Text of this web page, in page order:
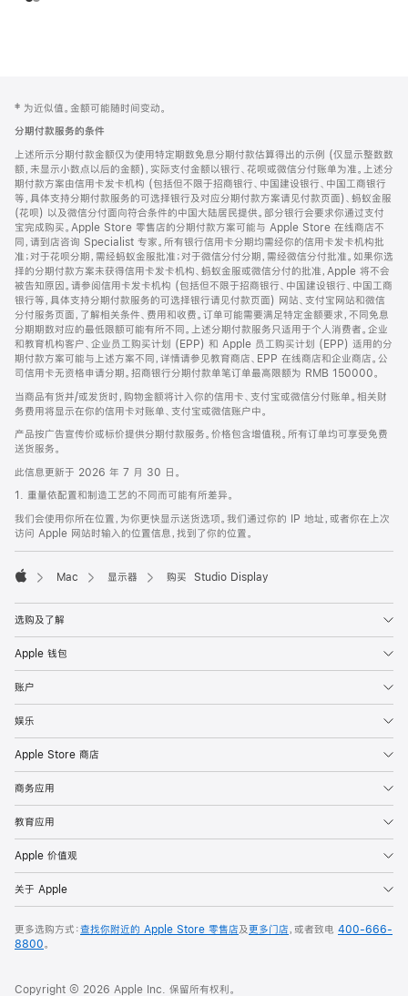
页
页
脚
注
‡ 为近似值。金额可能随时间变动。
分期付款服务的条件
上述所示分期付款金额仅为使用特定期数免息分期付款估算得出的示例 (仅显示整数数
额，未显示小数点以后的金额)，实际支付金额以银行、花呗或微信分付账单为准。上述分
期付款方案由信用卡发卡机构 (包括但不限于招商银行、中国建设银行、中国工商银行
等，具体支持分期付款服务的可选择银行及对应分期付款方案请见付款页面)、蚂蚁金服
(花呗) 以及微信分付面向符合条件的中国大陆居民提供。部分银行会要求你通过支付
宝完成购买。Apple Store 零售店的分期付款方案可能与 Apple Store 在线商店不
同，请到店咨询 Specialist 专家。所有银行信用卡分期均需经你的信用卡发卡机构批
准；对于花呗分期，需经蚂蚁金服批准；对于微信分付分期，需经微信分付批准。如果你选
择的分期付款方案未获得信用卡发卡机构、蚂蚁金服或微信分付的批准，Apple 将不会
被告知原因。请参阅信用卡发卡机构 (包括但不限于招商银行、中国建设银行、中国工商
银行等，具体支持分期付款服务的可选择银行请见付款页面) 网站、支付宝网站和微信
分付服务页面，了解相关条件、费用和收费。订单可能需要满足特定金额要求，不同免息
分期期数对应的最低限额可能有所不同。上述分期付款服务只适用于个人消费者。企业
和教育机构客户、企业员工购买计划 (EPP) 和 Apple 员工购买计划 (EPP) 适用的分
期付款方案可能与上述方案不同，详情请参见教育商店、EPP 在线商店和企业商店。公
司信用卡无资格申请分期。招商银行分期付款单笔订单最高限额为 RMB 150000。
当商品有货并/或发货时，购物金额将计入你的信用卡、支付宝或微信分付账单。相关财
务费用将显示在你的信用卡对账单、支付宝或微信账户中。
产品按广告宣传价或标价提供分期付款服务。价格包含增值税。所有订单均可享受免费
送货服务。
此信息更新于 2026 年 7 月 30 日。
1. 重量依配置和制造工艺的不同而可能有所差异。
我们会使用你所在位置，为你更快显示送货选项。我们通过你的 IP 地址，或者你在上次
访问 Apple 网站时输入的位置信息，找到了你的位置。
Mac 显示器 购买 Studio Display
选购及了解
Apple 钱包
账户
娱乐
Apple Store 商店
商务应用
教育应用
Apple 价值观
关于 Apple
更多选购方式：查找你附近的 Apple Store 零售店及更多门店，或者致电 400-666-
8800。
Copyright © 2026 Apple Inc. 保留所有权利。